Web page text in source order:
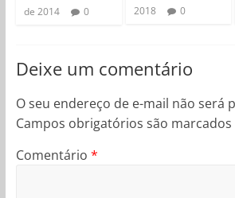
de 2014
0
2018
0
Deixe um comentário
O seu endereço de e-mail não será
Campos obrigatórios são marcados
Comentário *